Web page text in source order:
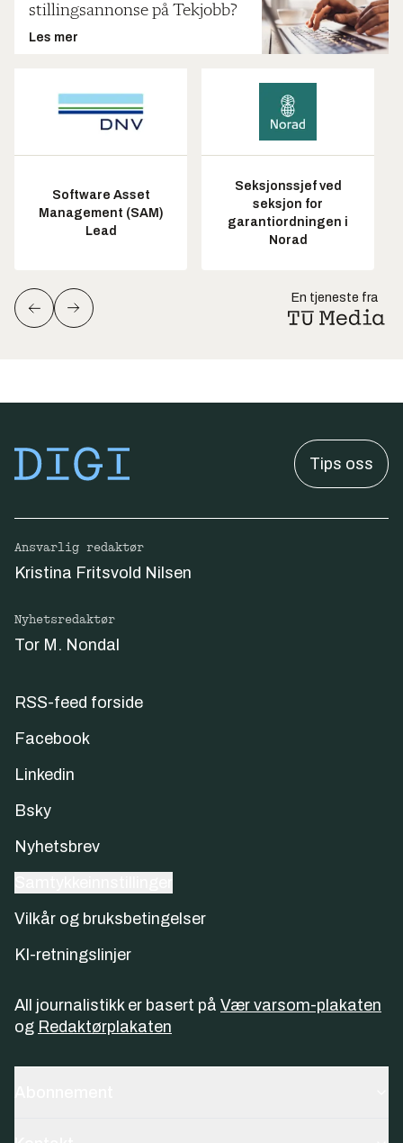
stillingsannonse på Tekjobb?
Les mer
Software Asset
Management (SAM)
Lead
Seksjonssjef ved
seksjon for
garantiordningen i
Norad
En tjeneste fra
Tips oss
Ansvarlig redaktør
Kristina Fritsvold Nilsen
Nyhetsredaktør
Tor M. Nondal
RSS-feed forside
Facebook
Linkedin
Bsky
Nyhetsbrev
Vilkår og bruksbetingelser
KI-retningslinjer
All journalistikk er basert på Vær varsom-plakaten
og Redaktørplakaten